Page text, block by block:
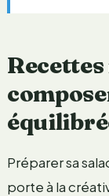
Préparer sa
porte à la